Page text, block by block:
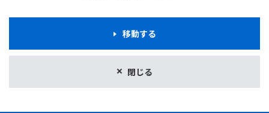
閉じる
移動する